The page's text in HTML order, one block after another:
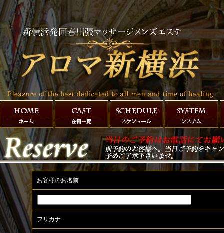
お客様のお名前
フリガナ